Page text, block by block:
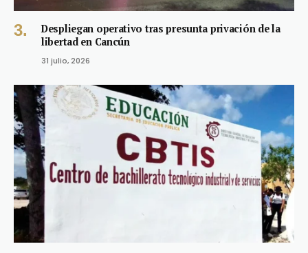
Despliegan operativo tras presunta privación de la
libertad en Cancún
31 julio, 2026